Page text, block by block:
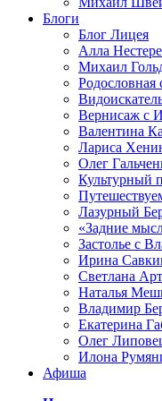
Блоги
Блог Лицея
Алла
Михаил
Вернисаж с
Валентина
Лариса
Олег
Культурный
Лазурный
«Задние
Застолье с
Ирина
Светлана
Наталья
Владимир
Екатерина
Олег
Илона
Афиша